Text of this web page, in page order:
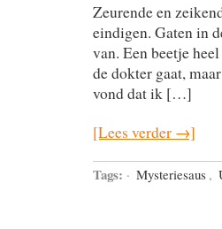
Zeurende en
eindigen. Gaten in
van. Een beetje
de dokter gaat,
vond dat ik […]
[Lees verder →]
Tags: · Mysteriesaus ,